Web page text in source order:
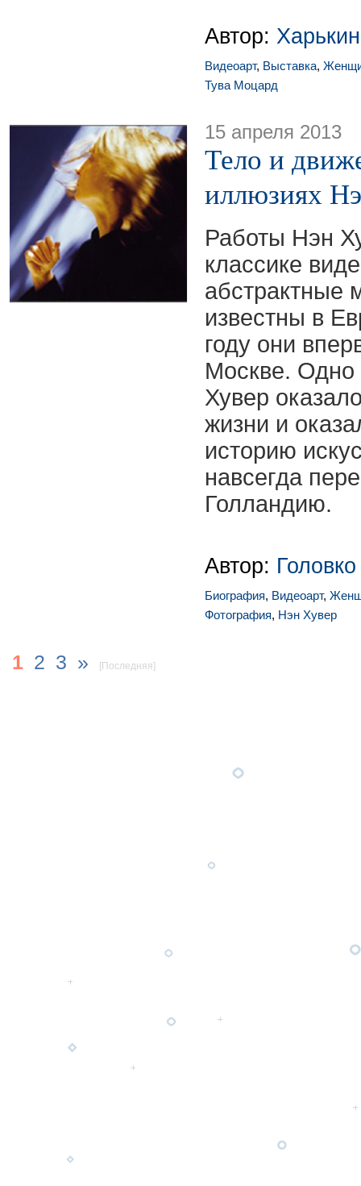
Автор:
Видеоарт, Выставка,
Тува Моцард
15 апреля 2013
Тело и
иллюзиях
Работы Нэн
классике
абстрактные
известны в
году они
Москве.
Хувер
жизни и
историю
навсегда
Голландию.
Автор:
Биография, Видеоарт,
Фотография, Нэн Хувер
1 2 3 » [Последняя]